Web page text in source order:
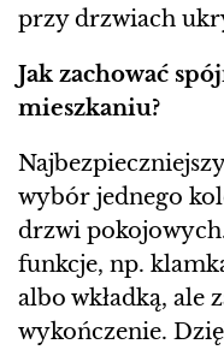
przy drzwiach
Jak zachować
mieszkaniu?
wybór jednego
drzwi
funkcje, np.
albo wkładką, ale
wykończenie.